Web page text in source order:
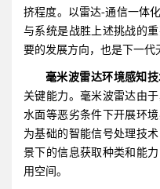
挤程度。以雷达-通信一体
与系统是战胜上述挑战的
要的发展方向，也是下一代
毫米波雷达环境感知
关键能力。毫米波雷达由
水面等恶劣条件下开展环
为基础的智能信号处理技
景下的信息获取种类和能
用空间。